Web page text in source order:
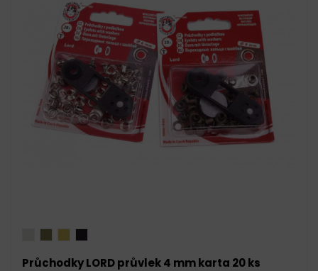
Průchodky LORD průvlek 4 mm karta 20 ks